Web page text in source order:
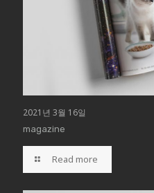
2021년 3월 16일
magazine
Read more